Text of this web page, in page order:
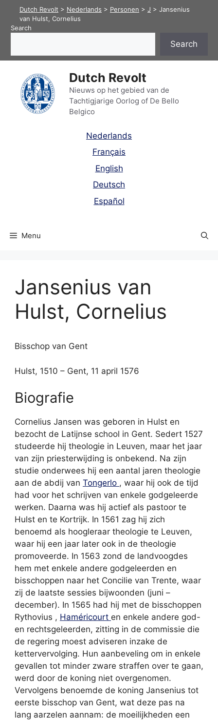
content
Dutch Revolt > Nederlands > Personen > J > Jansenius
van Hulst, Cornelius
Search
Search
Dutch Revolt
Nieuws op het gebied van de
Tachtigjarige Oorlog of De Bello
Belgico
Nederlands
Français
English
Deutsch
Español
Menu
Jansenius van
Hulst, Cornelius
Bisschop van Gent
Hulst, 1510 – Gent, 11 april 1576
Biografie
Cornelius Jansen was geboren in Hulst en
bezocht de Latijnse school in Gent. Sedert 1527
studeerde hij theologie in Leuven, maar het jaar
van zijn priesterwijding is onbekend. Na zijn
studie onderwees hij een aantal jaren theologie
aan de abdij van Tongerlo , waar hij ook de tijd
had voor het schrijven van enkele godgeleerde
werken. Daarna was hij actief als pastoor te
Hulst en te Kortrijk. In 1561 zag hij zich
benoemd als hoogleraar theologie te Leuven,
waar hij een jaar later ook in de theologie
promoveerde. In 1563 zond de landvoogdes
hem met enkele andere godgeleerden en
bisschoppen naar het Concilie van Trente, waar
zij de laatste sessies bijwoonden (juni –
december). In 1565 had hij met de bisschoppen
Rythovius , Haméricourt en enkele andere god-
en rechtsgeleerden, zitting in de commissie die
de regering moest adviseren inzake de
kettervervolging. Hun aanbeveling om in enkele
gevallen tot minder zware straffen over te gaan,
werd door de koning niet overgenomen.
Vervolgens benoemde de koning Jansenius tot
eerste bisschop van Gent, wat deze pas na
lang aarzelen aannam: de moeilijkheden een